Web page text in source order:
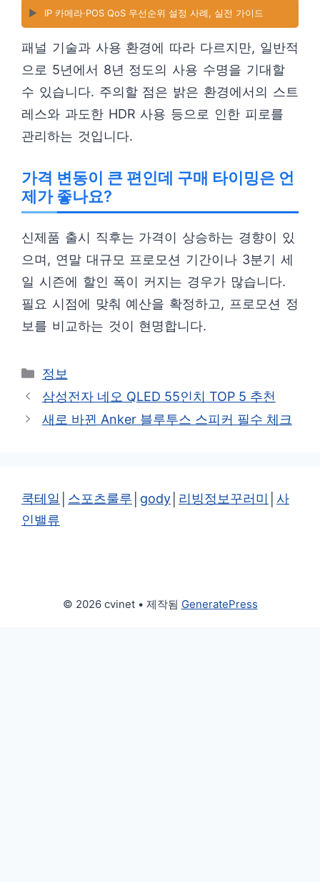
▶️ IP 카메라·POS QoS 우선순위 설정 사례, 실전 가이드
패널 기술과 사용 환경에 따라 다르지만, 일반적
으로 5년에서 8년 정도의 사용 수명을 기대할
수 있습니다. 주의할 점은 밝은 환경에서의 스트
레스와 과도한 HDR 사용 등으로 인한 피로를
관리하는 것입니다.
가격 변동이 큰 편인데 구매 타이밍은 언
제가 좋나요?
신제품 출시 직후는 가격이 상승하는 경향이 있
으며, 연말 대규모 프로모션 기간이나 3분기 세
일 시즌에 할인 폭이 커지는 경우가 많습니다.
필요 시점에 맞춰 예산을 확정하고, 프로모션 정
보를 비교하는 것이 현명합니다.
카
테
리
정보
삼성전자 네오 QLED 55인치 TOP 5 추천
새로 바뀐 Anker 블루투스 스피커 필수 체크
쿡테일 스포츠룰루 gody 리빙정보꾸러미
사
인밸류
© 2026 cvinet• 제작됨 GeneratePress